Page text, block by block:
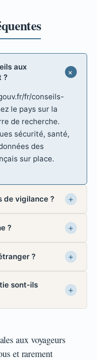
aux
?
fr/conseils-
le pays sur la
de recherche.
sécurité, santé,
des
sur place.
de vigilance ?
?
?
sont-ils
aux voyageurs
et rarement